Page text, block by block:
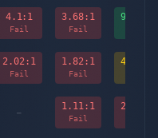
4.1:1
Fail
3.68:1
Fail
9.61
2.02:1
Fail
1.82:1
Fail
4.75
- 1.11:1
Fail
2.34